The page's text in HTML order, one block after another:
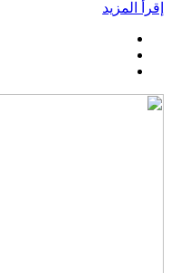
إقرأ المزيد